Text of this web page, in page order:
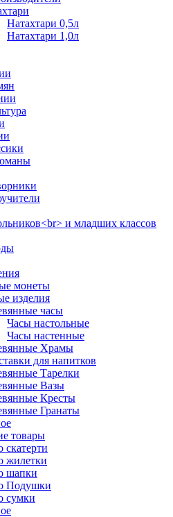
Натахтари 0,5л
Натахтари 1,0л
и младших классов
монеты
изделия
часы
Часы настольные
Часы настенные
Храмы
для напитков
Тарелки
Вазы
Кресты
Гранаты
товары
скатерти
жилетки
шапки
Подушки
сумки